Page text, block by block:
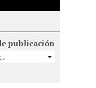
publicación